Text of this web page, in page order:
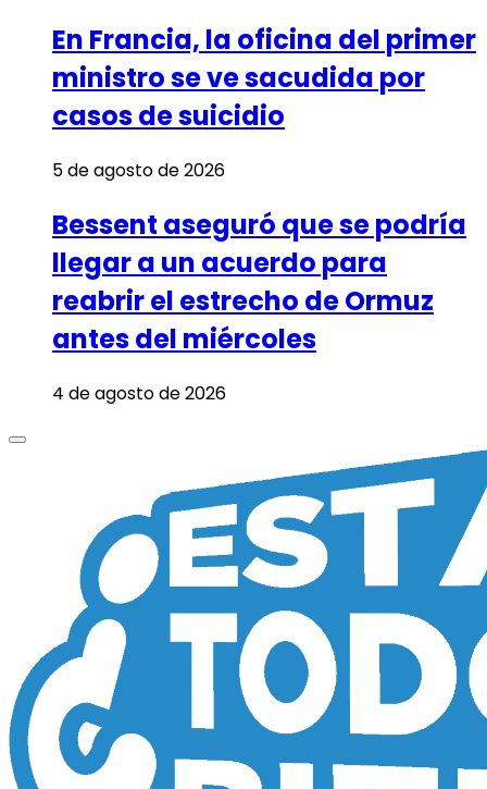
En Francia, la oficina del primer
ministro se ve sacudida por
casos de suicidio
5 de agosto de 2026
Bessent aseguró que se podría
llegar a un acuerdo para
reabrir el estrecho de Ormuz
antes del miércoles
4 de agosto de 2026